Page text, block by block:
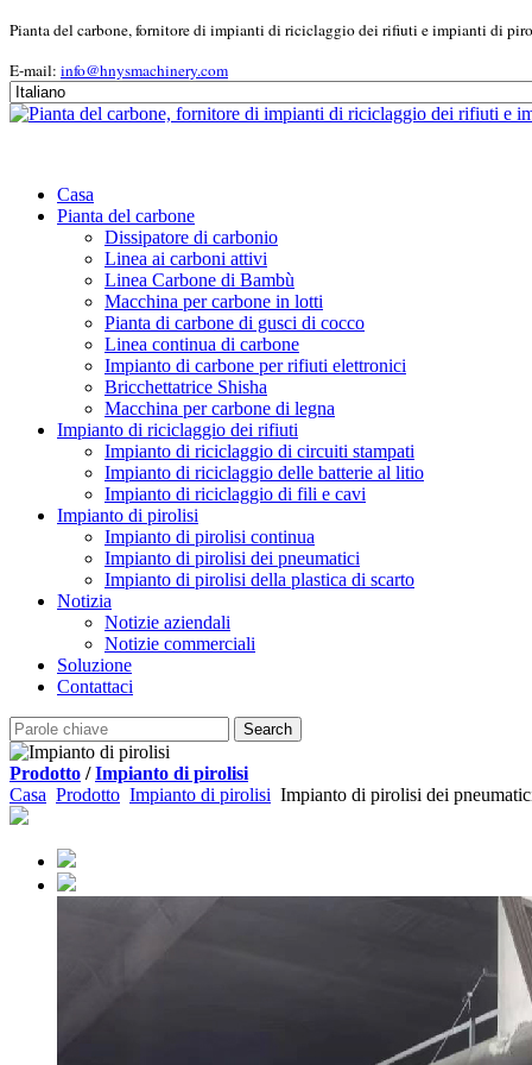
Pianta del carbone, fornitore di impianti di riciclaggio dei rifiuti e impianti di
E-mail: info@hnysmachinery.com
Casa
Pianta del carbone
Dissipatore di carbonio
Linea ai carboni attivi
Linea Carbone di Bambù
Macchina per carbone in lotti
Pianta di carbone di gusci di cocco
Linea continua di carbone
Impianto di carbone per rifiuti elettronici
Bricchettatrice Shisha
Macchina per carbone di legna
Impianto di riciclaggio dei rifiuti
Impianto di riciclaggio di circuiti stampati
Impianto di riciclaggio delle batterie al litio
Impianto di riciclaggio di fili e cavi
Impianto di pirolisi
Impianto di pirolisi continua
Impianto di pirolisi dei pneumatici
Impianto di pirolisi della plastica di scarto
Notizia
Notizie aziendali
Notizie commerciali
Soluzione
Contattaci
Prodotto / Impianto di pirolisi
Casa Prodotto Impianto di pirolisi Impianto di pirolisi dei